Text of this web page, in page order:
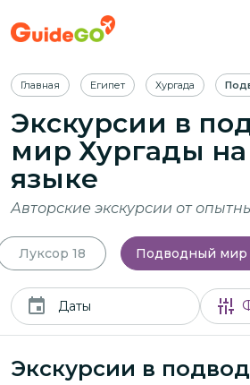
Главная Египет Хургада
Экскурсии в
мир Хургады
языке
Авторские экскурсии от
Луксор 18 Подводный мир
Даты
Экскурсии в